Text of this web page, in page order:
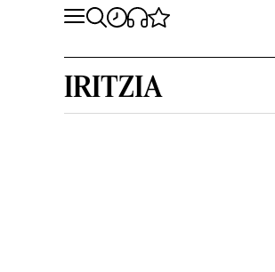
IRITZIA